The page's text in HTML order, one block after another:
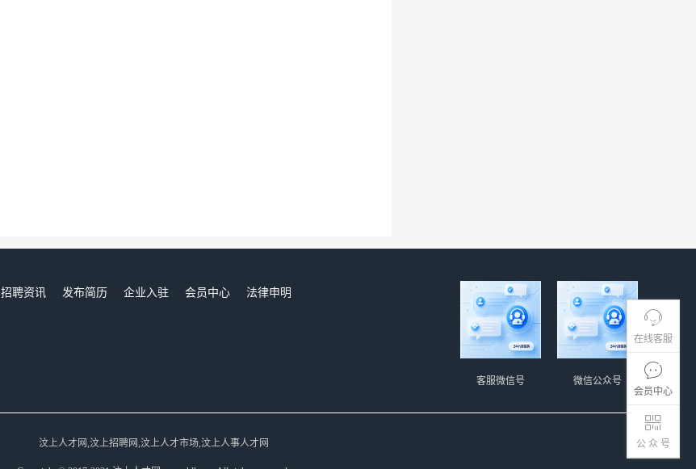
在线客服
会员中心
公 众 号
招聘资讯 发布简历 企业入驻 会员中心
法律申明
微信公众号
客服微信号
汶上人才网,汶上招聘网,汶上人才市场,汶上人事人才网